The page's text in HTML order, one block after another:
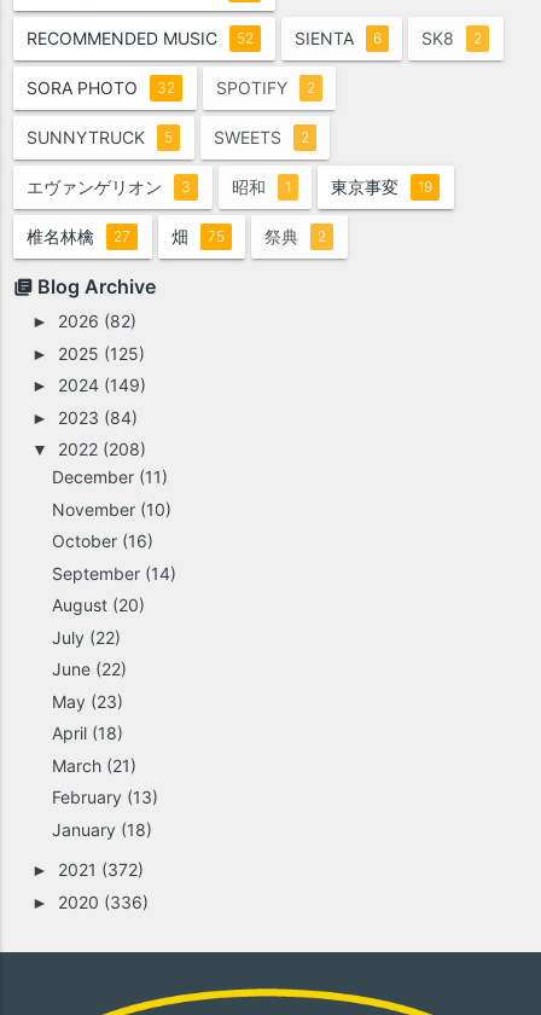
RECOMMENDED MUSIC 52 SIENTA 6 SK8 2
SORA PHOTO 32 SPOTIFY 2
SUNNYTRUCK 5 SWEETS 2
エヴァンゲリオン 3 昭和 1 東京事変 19
椎名林檎 27 畑 75 祭典 2
Blog Archive
► 2026 (82)
► 2025 (125)
► 2024 (149)
► 2023 (84)
▼ 2022 (208)
December (11)
November (10)
October (16)
September (14)
August (20)
July (22)
June (22)
May (23)
April (18)
March (21)
February (13)
January (18)
► 2021 (372)
► 2020 (336)